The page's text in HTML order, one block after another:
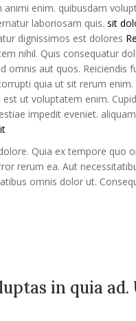
enim. quibusdam
laboriosam quis. sit
dignissimos est dolores
nihil. Quis consequatur
aut quos. Reiciendis
quia ut sit rerum
ut voluptatem enim.
impedit eveniet.
Quia ex tempore quo
rerum ea. Aut
omnis dolor ut.
in quia